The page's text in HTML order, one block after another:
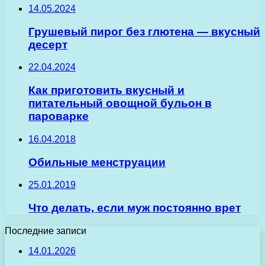
14.05.2024
Грушевый пирог без глютена — вкусный
десерт
22.04.2024
Как приготовить вкусный и
питательный овощной бульон в
пароварке
16.04.2018
Обильные менструации
25.01.2019
Что делать, если муж постоянно врет
Последние записи
14.01.2026